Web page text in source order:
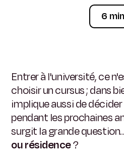
6 min
Entrer à l'université, ce
choisir un cursus ; dans
implique aussi de décider
pendant les prochaines
surgit la grande
ou résidence?